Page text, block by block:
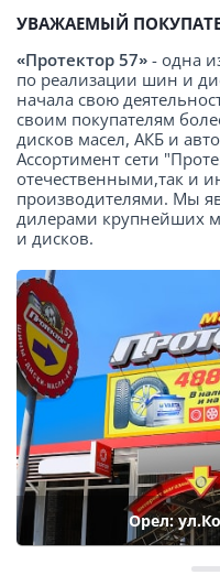
Орел:
УВАЖАЕМЫЙ
«Протектор 57» - одна
по реализации шин и
начала свою
своим покупателям
дисков масел, АКБ и
Ассортимент сети
отечественными,так и
производителями. Мы
дилерами крупнейших
и дисков.